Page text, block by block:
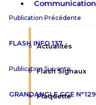
Communication
Actualités
Flash Signaux
Plaquette
Publication Précédente
FLASH INFO 137
Publication Suivante
GRANDANGLE CGE N°129